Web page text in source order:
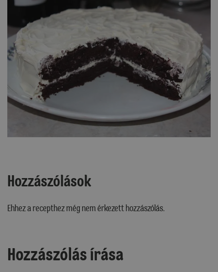
Hozzászólások
Ehhez a recepthez még nem érkezett hozzászólás.
Hozzászólás írása